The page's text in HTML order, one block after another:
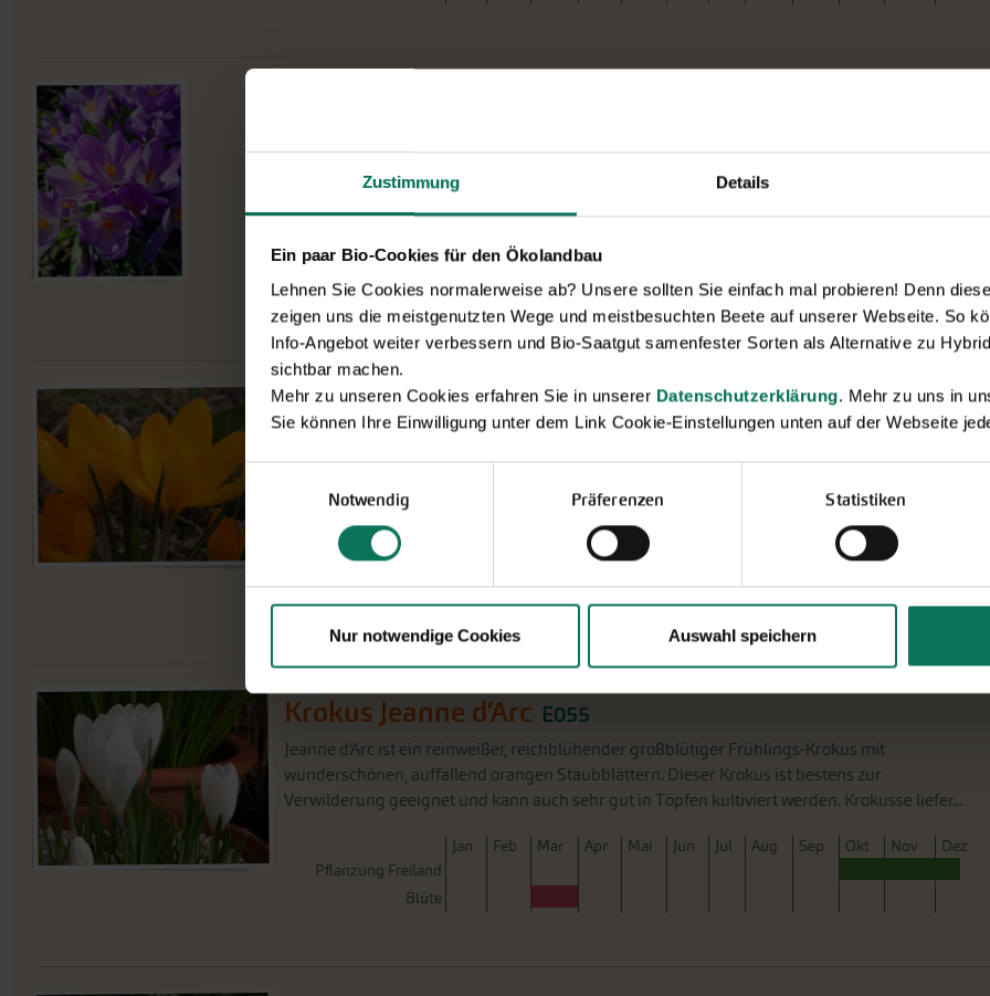
Zustimmung Details
Ein paar Bio-Cookies für den Ökolandbau
Lehnen Sie Cookies normalerweise ab? Unsere sollten Sie einfach mal probieren! Denn
zeigen uns die meistgenutzten Wege und meistbesuchten Beete auf unserer Webseite. So
Info-Angebot weiter verbessern und Bio-Saatgut samenfester Sorten als Alternative zu
sichtbar machen.
Mehr zu unseren Cookies erfahren Sie in unserer Datenschutzerklärung. Mehr zu uns in
Sie können Ihre Einwilligung unter dem Link Cookie-Einstellungen unten auf der Webseite
Notwendig Präferenzen Statistiken
Nur notwendige Cookies Auswahl speichern
bilden einen großartigen Kontrast zur tiefblauen Blütenfarbe. Krokusse liefern...
Pflanzung Freiland
Blüte
Krokus Golden Yellow E137
besonders in seiner Flächenwirkung. In gemischter Pflanzung mit andere...
A ai kt N
Pflanzung Freiland
Krokus Jeanne d‘Arc E055
Jeanne d‘Arc ist ein reinweißer, reichblühender großblütiger Frühlings-Krokus mit
wunderschönen, auffallend orangen Staubblättern. Dieser Krokus ist bestens zur
Verwilderung geeignet und kann auch sehr gut in Töpfen kultiviert werden. Krokusse liefer...
Jan Feb Mar Apr Mai Jun Jul Aug Sep Okt Nov Dez
Pflanzung Freiland
Blüte